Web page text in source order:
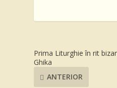
Prima Liturghie în rit
Ghika
ANTERIOR